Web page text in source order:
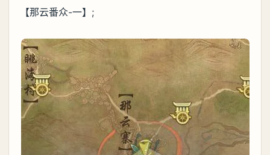
【那云番众-一】;